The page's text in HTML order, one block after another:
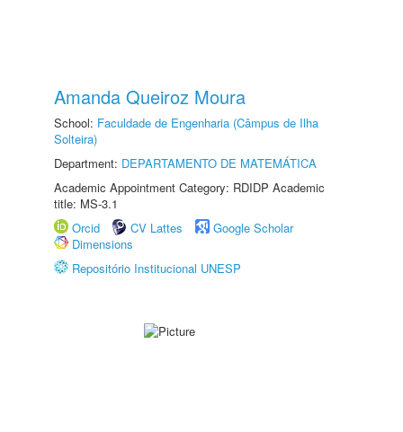
Amanda Queiroz Moura
School: Faculdade de Engenharia (Câmpus de Ilha
Solteira)
Department: DEPARTAMENTO DE MATEMÁTICA
Academic Appointment Category: RDIDP Academic
title: MS-3.1
Orcid
CV Lattes
Google Scholar
Dimensions
Repositório Institucional UNESP